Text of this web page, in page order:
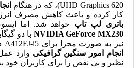
UHD Graphics 620)، که در هنگام
کار کرده و باعث کاهش مصرف
باتری لپ تاپ خواهد شد. اما
NVIDIA GeForce MX230 با دو
نیز به صورت مجزا برای A412FJ-i5 در نظر گرفته تا هنگام
انجام امور سنگین گرافیکی وارد
نظیر و بی نقص را برای کاربران خود